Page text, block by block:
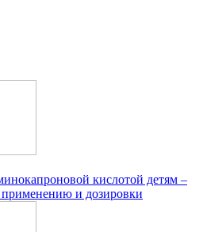
кислотой детям –
и дозировки